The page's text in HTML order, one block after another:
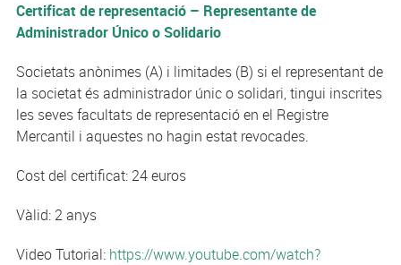
Certificat de representació – Representante de
Administrador Único o Solidario
Societats anònimes (A) i limitades (B) si el representant de
la societat és administrador únic o solidari, tingui inscrites
les seves facultats de representació en el Registre
Mercantil i aquestes no hagin estat revocades.
Cost del certificat: 24 euros
Vàlid: 2 anys
Video Tutorial: https://www.youtube.com/watch?